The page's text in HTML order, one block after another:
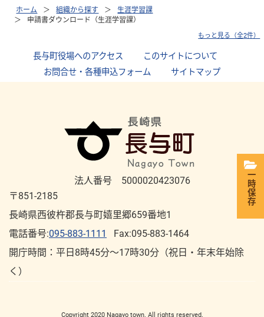
ホーム 組織から探す
生涯学習課
申請書ダウンロード（生涯学習課）
もっと見る（全2件）
長与町役場へのアクセス このサイトについて
お問合せ・各種申込フォーム
サイトマップ
法人番号 5000020423076
〒851-2185
長崎県西彼杵郡長与町嬉里郷659番地1
電話番号:095-883-1111
Fax:095-883-1464
開庁時間：平⽇8時45分～17時30分（祝⽇・年末年始除
く）
Copyright 2020 Nagayo town. All rights reserved.
一時保存